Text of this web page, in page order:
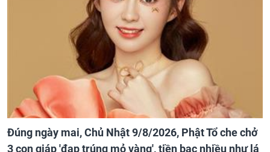
Đúng ngày mai, Chủ Nhật 9/8/2026, Phật Tổ che chở
3 con giáp 'đạp trúng mỏ vàng', tiền bạc nhiều như lá